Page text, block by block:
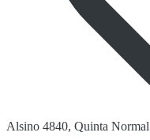
Alsino 4840, Quinta Normal